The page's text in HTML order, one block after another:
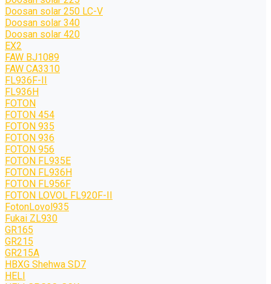
Doosan solar 250 LC-V
Doosan solar 340
Doosan solar 420
EX2
FAW BJ1089
FAW CA3310
FL936F-II
FL936H
FOTON
FOTON 454
FOTON 935
FOTON 936
FOTON 956
FOTON FL935E
FOTON FL936H
FOTON FL956F
FOTON LOVOL FL920F-II
FotonLovol935
Fukai ZL930
GR165
GR215
GR215A
HBXG Shehwa SD7
HELI